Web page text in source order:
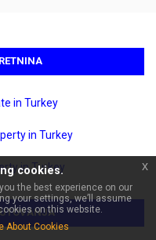
in Turkey
in Turkey
in Turkey
cookies.
the best experience on our
your settings, we’ll assume
on this website.
About Cookies
x